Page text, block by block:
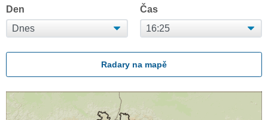
Den Čas
Radary na mapě